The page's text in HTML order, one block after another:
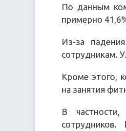
По данным
примерно
Из-за
сотрудникам.
Кроме этого,
на занятия
В